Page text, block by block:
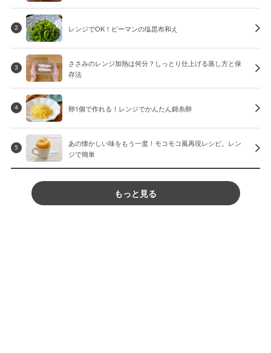
2 レンジでOK！ピーマンの塩昆布和え
3
ささみのレンジ加熱は何分？しっとり仕上げる蒸し方と保
存法
4 卵1個で作れる！レンジでかんたん錦糸卵
5
あの懐かしい味をもう一度！モコモコ風再現レシピ。レン
ジで簡単
もっと見る